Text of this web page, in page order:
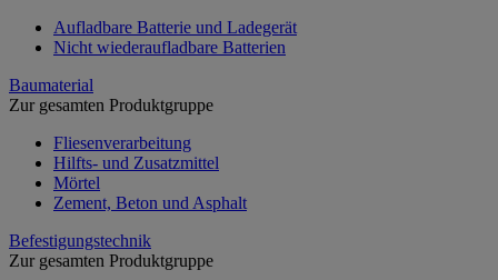
Aufladbare Batterie und Ladegerät
Nicht wiederaufladbare Batterien
Baumaterial
Zur gesamten Produktgruppe
Fliesenverarbeitung
Hilfts- und Zusatzmittel
Mörtel
Zement, Beton und Asphalt
Befestigungstechnik
Zur gesamten Produktgruppe